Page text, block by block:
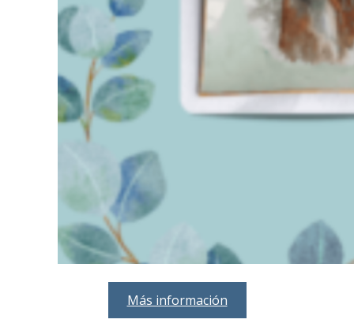
Más información